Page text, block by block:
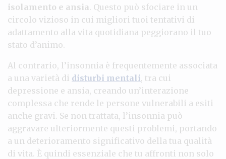
isolamento e ansia. Questo può sfociare in un
circolo vizioso in cui migliori tuoi tentativi di
adattamento alla vita quotidiana peggiorano il tuo
stato d’animo.
Al contrario, l’insonnia è frequentemente associata
a una varietà di disturbi mentali, tra cui
depressione e ansia, creando un’interazione
complessa che rende le persone vulnerabili a esiti
anche gravi. Se non trattata, l’insonnia può
aggravare ulteriormente questi problemi, portando
a un deterioramento significativo della tua qualità
di vita. È quindi essenziale che tu affronti non solo